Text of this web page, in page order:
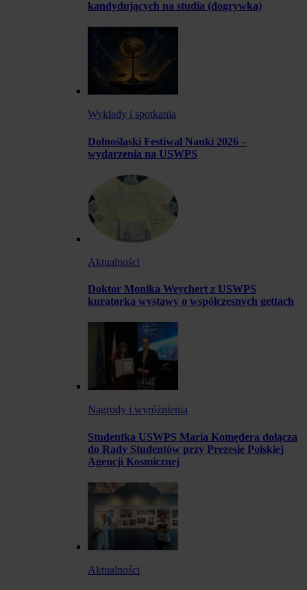
kandydujących na studia (dogrywka)
Wykłady i spotkania
Dolnośląski Festiwal Nauki 2026 –
wydarzenia na USWPS
Aktualności
Doktor Monika Weychert z USWPS
kuratorką wystawy o współczesnych gettach
Nagrody i wyróżnienia
Studentka USWPS Maria Komędera dołącza
do Rady Studentów przy Prezesie Polskiej
Agencji Kosmicznej
Aktualności